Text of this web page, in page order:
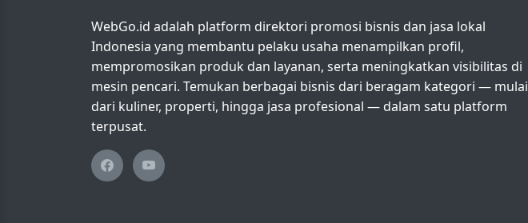
WebGo.id adalah platform direktori promosi bisnis dan jasa lokal
Indonesia yang membantu pelaku usaha menampilkan profil,
mempromosikan produk dan layanan, serta meningkatkan visibilitas di
mesin pencari. Temukan berbagai bisnis dari beragam kategori — mulai
dari kuliner, properti, hingga jasa profesional — dalam satu platform
terpusat.